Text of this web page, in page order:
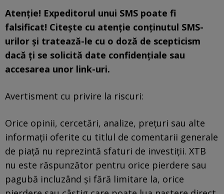
Atenție! Expeditorul unui SMS poate fi
falsificat! Citește cu atenție conținutul SMS-
urilor și tratează-le cu o doză de scepticism
dacă ți se solicită date confidențiale sau
accesarea unor link-uri.
Avertisment cu privire la riscuri:
Orice opinii, cercetări, analize, preţuri sau alte
informaţii oferite cu titlul de comentarii generale
de piaţă nu reprezintă sfaturi de investiţii. XTB
nu este răspunzător pentru orice pierdere sau
pagubă incluzând şi fără limitare la, orice